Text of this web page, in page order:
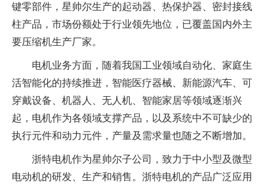
键零部件，星帅尔生产的起动器、热保护器、密封接线
柱产品，市场份额处于行业领先地位，已覆盖国内外主
要压缩机生产厂家。
电机业务方面，随着我国工业领域自动化、家庭生
活智能化的持续推进，智能医疗器械、新能源汽车、可
穿戴设备、机器人、无人机、智能家居等领域逐渐兴
起，电机作为各领域支撑产品，以及系统中不可缺少的
执行元件和动力元件，产量及需求量也随之不断增加。
浙特电机作为星帅尔子公司，致力于中小型及微型
电动机的研发、生产和销售。浙特电机的产品广泛应用